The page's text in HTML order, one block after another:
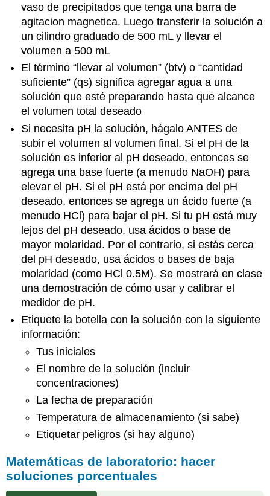
vaso de precipitados que tenga una barra de
agitacion magnetica. Luego transferir la solución a
un cilindro graduado de 500 mL y llevar el
volumen a 500 mL
El término “llevar al volumen” (btv) o “cantidad
suficiente” (qs) significa agregar agua a una
solución que esté preparando hasta que alcance
el volumen total deseado
Si necesita pH la solución, hágalo ANTES de
subir el volumen al volumen final. Si el pH de la
solución es inferior al pH deseado, entonces se
agrega una base fuerte (a menudo NaOH) para
elevar el pH. Si el pH está por encima del pH
deseado, entonces se agrega un ácido fuerte (a
menudo HCl) para bajar el pH. Si tu pH está muy
lejos del pH deseado, usa ácidos o base de
mayor molaridad. Por el contrario, si estás cerca
del pH deseado, usa ácidos o bases de baja
molaridad (como HCl 0.5M). Se mostrará en clase
una demostración de cómo usar y calibrar el
medidor de pH.
Etiquete la botella con la solución con la siguiente
información:
Tus iniciales
El nombre de la solución (incluir
concentraciones)
La fecha de preparación
Temperatura de almacenamiento (si sabe)
Etiquetar peligros (si hay alguno)
Matemáticas de laboratorio: hacer
soluciones porcentuales